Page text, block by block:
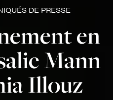
DE PRESSE
en
Mann
Illouz